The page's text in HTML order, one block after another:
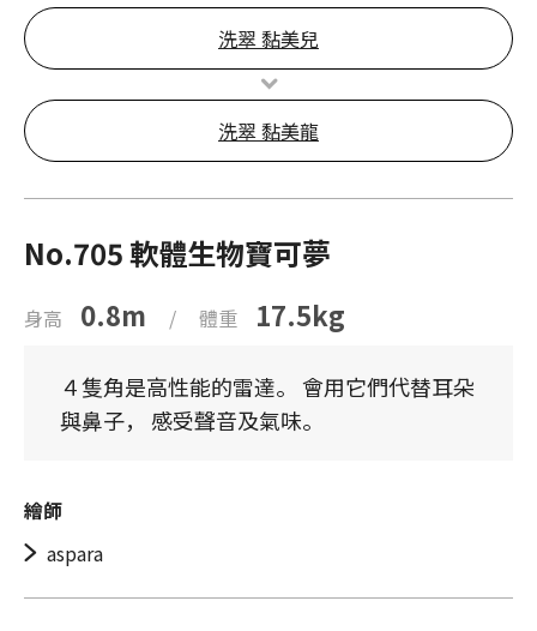
洗翠 黏美兒
洗翠 黏美龍
No.705 軟體生物寶可夢
身高 0.8m / 體重 17.5kg
４隻角是高性能的雷達。 會用它們代替耳朵
與鼻子， 感受聲音及氣味。
繪師
aspara